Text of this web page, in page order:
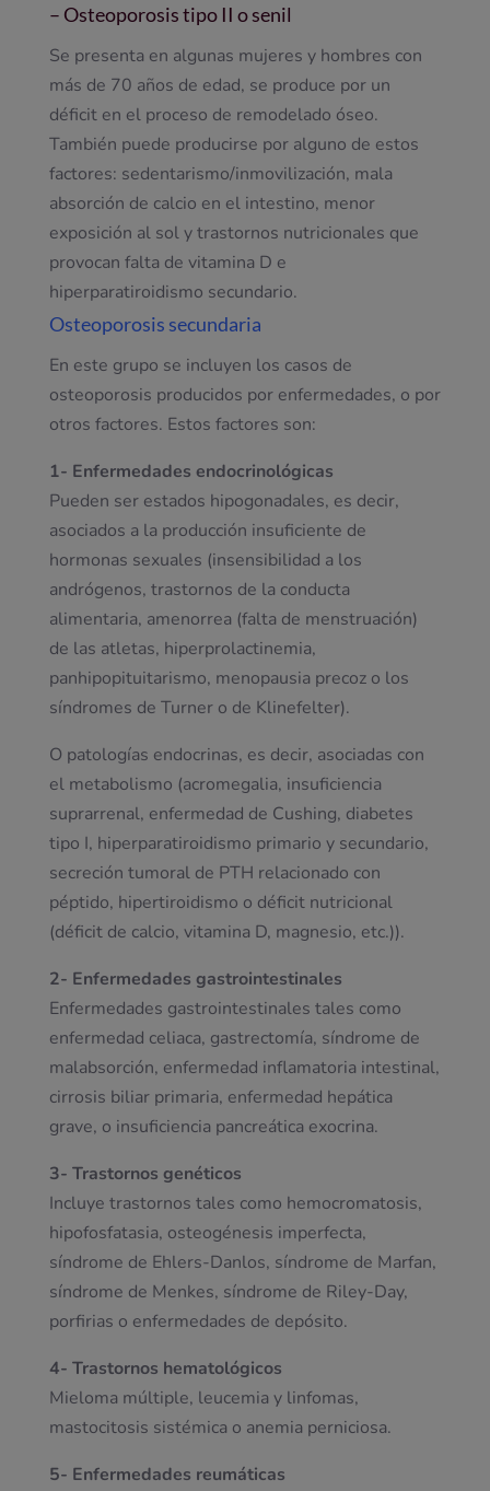
– Osteoporosis tipo II o senil
Se presenta en algunas mujeres y hombres con
más de 70 años de edad, se produce por un
déficit en el proceso de remodelado óseo.
También puede producirse por alguno de estos
factores: sedentarismo/inmovilización, mala
absorción de calcio en el intestino, menor
exposición al sol y trastornos nutricionales que
provocan falta de vitamina D e
hiperparatiroidismo secundario.
Osteoporosis secundaria
En este grupo se incluyen los casos de
osteoporosis producidos por enfermedades, o por
otros factores. Estos factores son:
1- Enfermedades endocrinológicas
Pueden ser estados hipogonadales, es decir,
asociados a la producción insuficiente de
hormonas sexuales (insensibilidad a los
andrógenos, trastornos de la conducta
alimentaria, amenorrea (falta de menstruación)
de las atletas, hiperprolactinemia,
panhipopituitarismo, menopausia precoz o los
síndromes de Turner o de Klinefelter).
O patologías endocrinas, es decir, asociadas con
el metabolismo (acromegalia, insuficiencia
suprarrenal, enfermedad de Cushing, diabetes
tipo I, hiperparatiroidismo primario y secundario,
secreción tumoral de PTH relacionado con
péptido, hipertiroidismo o déficit nutricional
(déficit de calcio, vitamina D, magnesio, etc.)).
2- Enfermedades gastrointestinales
Enfermedades gastrointestinales tales como
enfermedad celiaca, gastrectomía, síndrome de
malabsorción, enfermedad inflamatoria intestinal,
cirrosis biliar primaria, enfermedad hepática
grave, o insuficiencia pancreática exocrina.
3- Trastornos genéticos
Incluye trastornos tales como hemocromatosis,
hipofosfatasia, osteogénesis imperfecta,
síndrome de Ehlers-Danlos, síndrome de Marfan,
síndrome de Menkes, síndrome de Riley-Day,
porfirias o enfermedades de depósito.
4- Trastornos hematológicos
Mieloma múltiple, leucemia y linfomas,
mastocitosis sistémica o anemia perniciosa.
5- Enfermedades reumáticas